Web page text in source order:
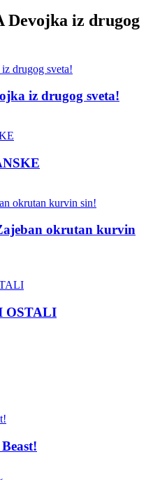
iz drugog
iz drugog sveta!
okrutan kurvin
OSTALI